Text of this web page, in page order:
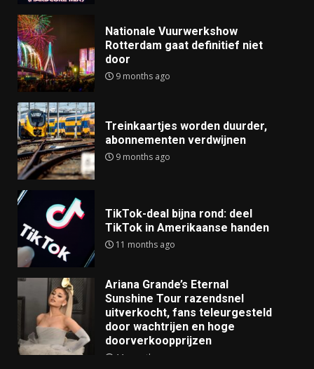
Nationale Vuurwerkshow
Rotterdam gaat definitief niet
door
9 months ago
Treinkaartjes worden duurder,
abonnementen verdwijnen
9 months ago
TikTok-deal bijna rond: deel
TikTok in Amerikaanse handen
11 months ago
Ariana Grande’s Eternal
Sunshine Tour razendsnel
uitverkocht, fans teleurgesteld
door wachtrijen en hoge
doorverkoopprijzen
11 months ago